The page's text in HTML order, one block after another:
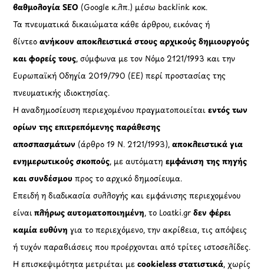
βαθμολογία SEO (Google κ.λπ.) μέσω backlink κοκ.
Τα πνευματικά δικαιώματα κάθε άρθρου, εικόνας ή
βίντεοανήκουν αποκλειστικά στους αρχικούς δημιουργούς
και φορείς τους, σύμφωνα με τον Νόμο 2121/1993 και την
Ευρωπαϊκή Οδηγία 2019/790 (ΕΕ) περί προστασίας της
πνευματικής ιδιοκτησίας.
Η αναδημοσίευση περιεχομένου πραγματοποιείταιεντός των
ορίων της επιτρεπόμενης παράθεσης
αποσπασμάτων (άρθρο 19 Ν. 2121/1993), αποκλειστικά για
ενημερωτικούς σκοπούς, με αυτόματηεμφάνιση της πηγής
και συνδέσμου προς το αρχικό δημοσίευμα.
Επειδή η διαδικασία συλλογής και εμφάνισης περιεχομένου
είναιπλήρως αυτοματοποιημένη, το Loatki.grδεν φέρει
καμία ευθύνη για το περιεχόμενο, την ακρίβεια, τις απόψεις
ή τυχόν παραβιάσεις που προέρχονται από τρίτες ιστοσελίδες.
Η επισκεψιμότητα μετριέται μεcookieless στατιστικά, χωρίς